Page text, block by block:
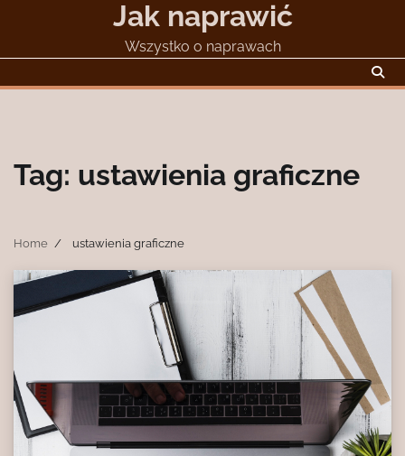
Jak naprawić
Wszystko o naprawach
Tag: ustawienia graficzne
Home ustawienia graficzne